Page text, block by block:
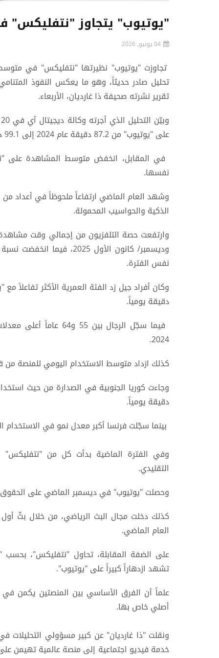
"يوتيوب" يتجاوز
04 يونيو, 2026
تجاوزت "يوتيوب" نظيرتها "نتفليكس" في
تحليل صادر حديثاً، وهو ما يعكس النفوذ
تقرير نشرته صحيفة ذا غارديان، الأربعاء.
على "يوتيوب" من 87.2 دقيقة عام 2024 إلى 99.1 دقيقة في 2025.
نفسها.
وشهد العام الماضي ارتفاعاً ملحوظاً في أعداد
الذكية والحواسيب المحمولة.
نفس الفترة.
دقيقة يومياً.
2024.
كذلك ازداد متوسط الاستخدام اليومي للمنصة من
دقيقة يومياً.
بينما سجّلت فرنسا أكبر معدل نمو في الاستخدام
وفي الفترة الماضية بدأت كل من "نتفليكس"
التقليدي.
وحصلت "يوتيوب" في ديسمبر الماضي على الحقوق
كذلك دخلت مجال البث الرياضي، من خلال بثّ
العام الماضي.
على الضفة المقابلة، تحاول "نتفليكس"، بحسب
تشهد ازدهاراً كبيراً على "يوتيوب".
علماً أن الفرق الأساسي بين المنصتين يكمن
أصلي خاص بها.
ونقلت "ذا غارديان" عن كبير مسؤولي
خدمة فيديو اجتماعية إلى منصة عالمية تهيمن